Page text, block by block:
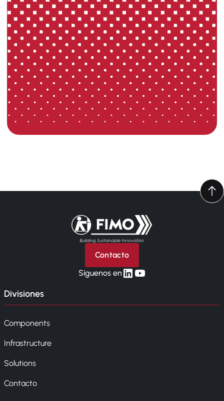
Volver a la página principal
Contacto
Síguenos enlinkedin
yt
Divisiones
Components
Infrastructure
Solutions
Contacto